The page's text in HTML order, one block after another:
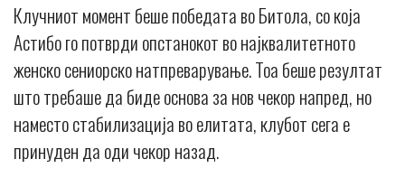
Клучниот момент беше победата во Битола, со која
Астибо го потврди опстанокот во најквалитетното
женско сениорско натпреварување. Тоа беше резултат
што требаше да биде основа за нов чекор напред, но
наместо стабилизација во елитата, клубот сега е
принуден да оди чекор назад.